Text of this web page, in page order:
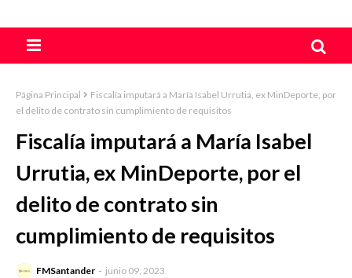
Página Principal
Fiscalía imputará a María Isabel Urrutia, ex MinDeporte, por
el delito de contrato sin cumplimiento de requisitos
Fiscalía imputará a María Isabel
Urrutia, ex MinDeporte, por el
delito de contrato sin
cumplimiento de requisitos
FMSantander junio 09, 2023